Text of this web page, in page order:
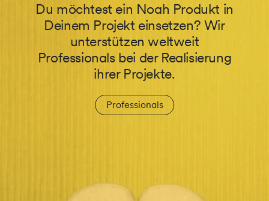
Du möchtest ein Noah Produkt in
Deinem Projekt einsetzen? Wir
unterstützen weltweit
Professionals bei der Realisierung
ihrer Projekte.
Professionals